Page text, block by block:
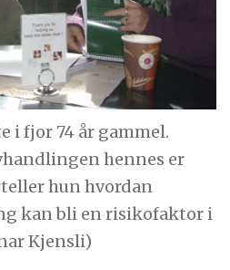
i fjor 74 år gammel.
hennes er
hun hvordan
kan bli en risikofaktor i
Kjensli)